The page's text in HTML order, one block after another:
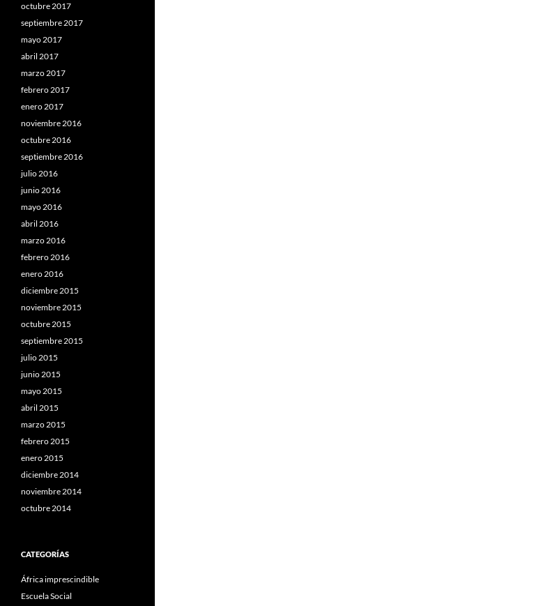
octubre 2017
septiembre 2017
mayo 2017
abril 2017
marzo 2017
febrero 2017
enero 2017
noviembre 2016
octubre 2016
septiembre 2016
julio 2016
junio 2016
mayo 2016
abril 2016
marzo 2016
febrero 2016
enero 2016
diciembre 2015
noviembre 2015
octubre 2015
septiembre 2015
julio 2015
junio 2015
mayo 2015
abril 2015
marzo 2015
febrero 2015
enero 2015
diciembre 2014
noviembre 2014
octubre 2014
CATEGORÍAS
África imprescindible
Escuela Social